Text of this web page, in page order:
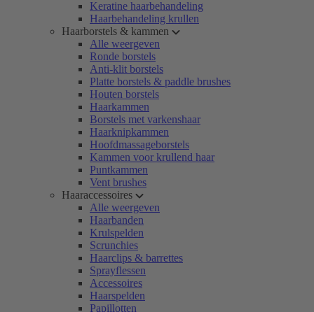
Keratine haarbehandeling
Haarbehandeling krullen
Haarborstels & kammen
Alle weergeven
Ronde borstels
Anti-klit borstels
Platte borstels & paddle brushes
Houten borstels
Haarkammen
Borstels met varkenshaar
Haarknipkammen
Hoofdmassageborstels
Kammen voor krullend haar
Puntkammen
Vent brushes
Haaraccessoires
Alle weergeven
Haarbanden
Krulspelden
Scrunchies
Haarclips & barrettes
Sprayflessen
Accessoires
Haarspelden
Papillotten